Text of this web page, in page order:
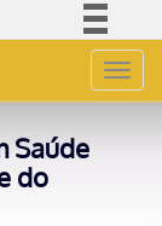
Saúde
do